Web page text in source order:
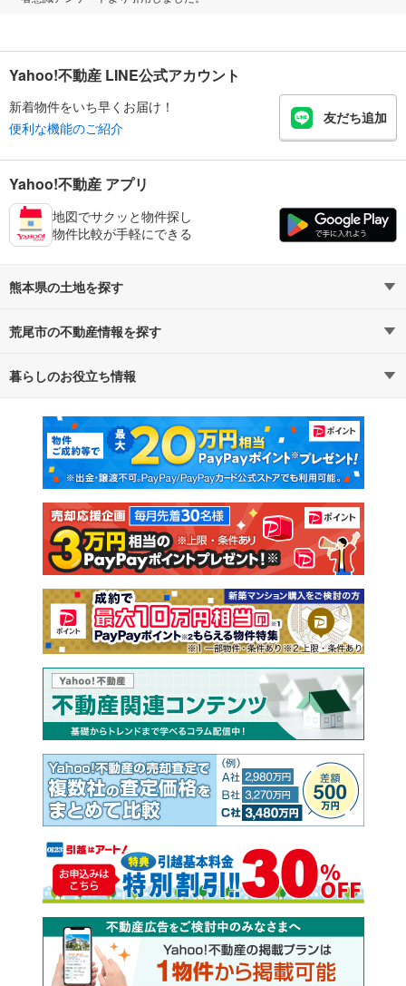
Yahoo!不動産 LINE公式アカウント
新着物件をいち早くお届け！
便利な機能のご紹介
友だち追加
Yahoo!不動産 アプリ
地図でサクッと物件探し
物件比較が手軽にできる
熊本県の土地を探す
路線・駅から探す
通勤・通学時間から探す
荒尾市の不動産情報を探す
不動産・住宅
新築マンション 中古マンション
新築一戸建て 中古一戸建て
注文住宅 土地
売却査定
暮らしのお役立ち情報
マンションカタログ 教えて！住まいの先生